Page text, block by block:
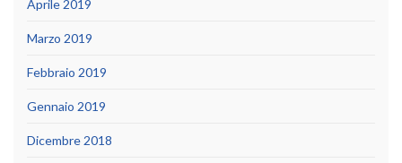
Aprile 2019
Marzo 2019
Febbraio 2019
Gennaio 2019
Dicembre 2018